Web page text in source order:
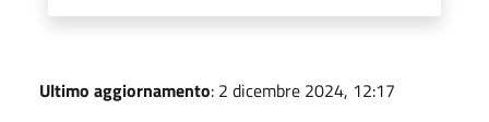
Ultimo aggiornamento: 2 dicembre 2024, 12:17